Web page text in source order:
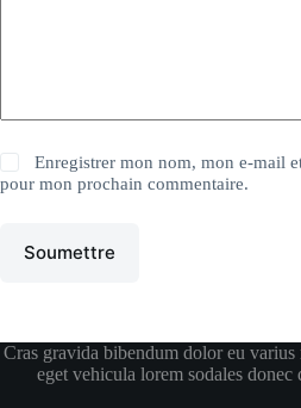
Enregistrer mon nom, mon e-mail
pour mon prochain commentaire.
Soumettre
Cras gravida bibendum dolor eu
eget vehicula lorem sodales